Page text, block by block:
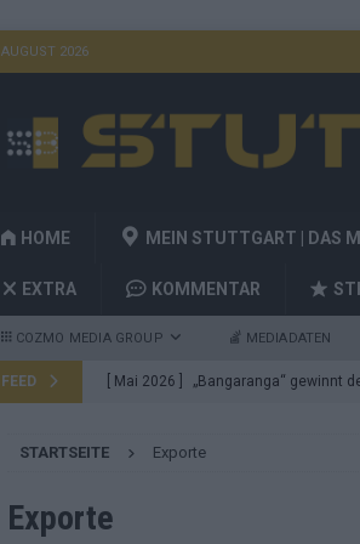
AUGUST 2026
HOME MEIN STUTTGART | DAS
EXTRA KOMMENTAR
COZMO MEDIA GROUP MEDIADATEN
FEED [ Mai 2026 ] „Bangaranga“ gewinnt
[ Mai 2026 ] Von JJ bis Lordi: Das
STARTSEITE Exporte
Exporte